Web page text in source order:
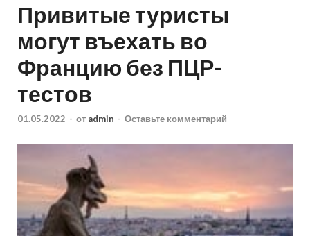
Привитые туристы
могут въехать во
Францию без ПЦР-
тестов
01.05.2022 - от admin - Оставьте комментарий